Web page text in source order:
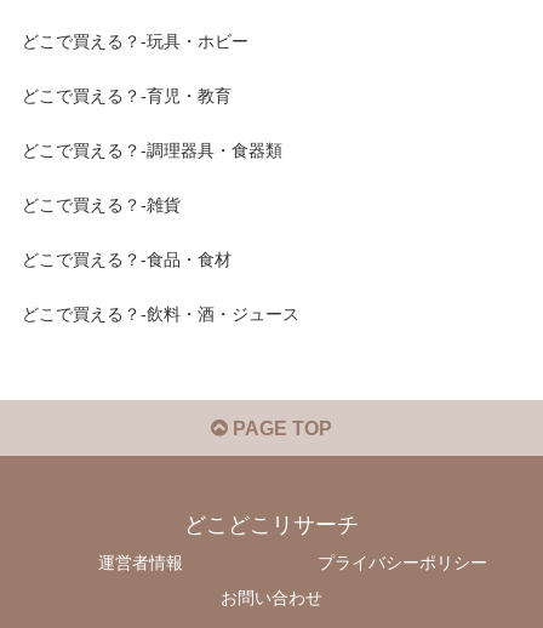
どこで買える？-玩具・ホビー
どこで買える？-育児・教育
どこで買える？-調理器具・食器類
どこで買える？-雑貨
どこで買える？-食品・食材
どこで買える？-飲料・酒・ジュース
PAGE TOP
どこどこリサーチ
運営者情報
プライバシーポリシー
お問い合わせ